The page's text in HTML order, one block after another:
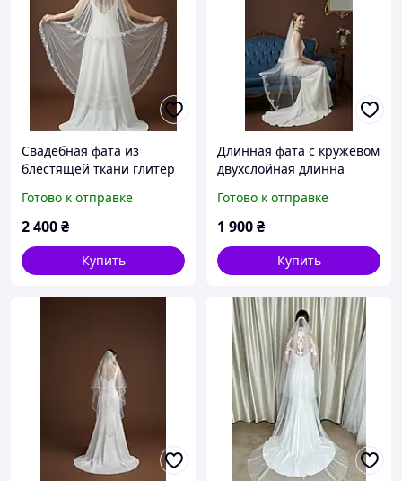
Свадебная фата из
блестящей ткани глитер
Готово к отправке
2 400₴
Купить
Длинная фата с кружевом
двухслойная длинна
Готово к отправке
1 900₴
Купить